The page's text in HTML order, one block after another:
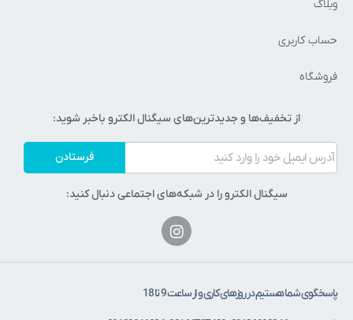
وبلاگ
حساب کاربری
فروشگاه
از تخفیف‌ها و جدیدترین‌های سیگنال الکترو باخبر شوید:
فرستادن
سیگنال الکترو را در شبکه‌های اجتماعی دنبال کنید:
پاسخگوی شما هستیم در روزهای کاری و از ساعت 9 تا 18